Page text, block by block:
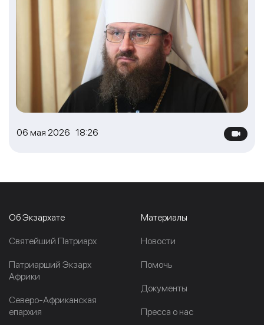
06 мая 2026 18:26
Об Экзархате
Cвятейший Патриарх
Патриарший Экзарх
Африки
Северо-Африканская
епархия
Материалы
Новости
Помочь
Документы
Пресса о нас